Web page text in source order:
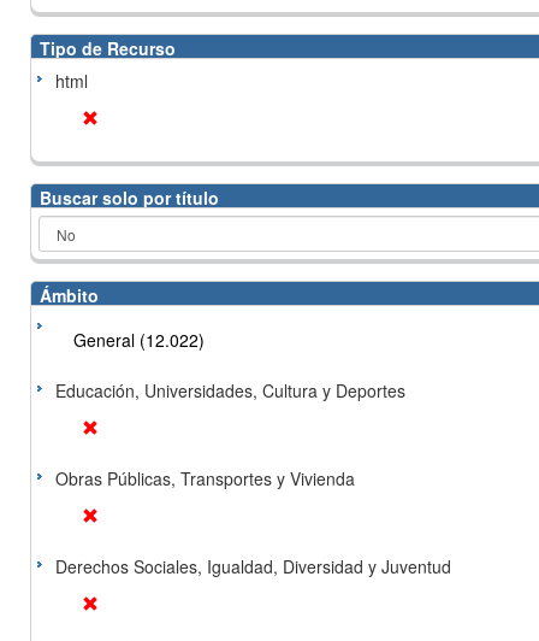
Tipo de Recurso
html
Buscar solo por título
Ámbito
General (12.022)
Educación, Universidades, Cultura y Deportes
Obras Públicas, Transportes y Vivienda
Derechos Sociales, Igualdad, Diversidad y Juventud